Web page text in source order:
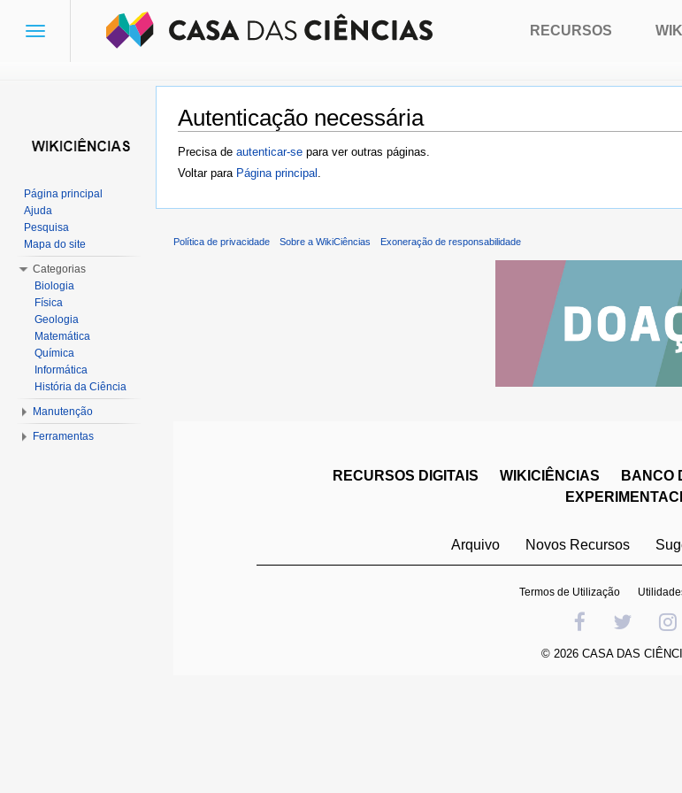
Autenticação necessária
Ir para:navegação,pesquisa
Precisa de autenticar-se para ver outras páginas.
Voltar para Página principal
Toggle
RECURSOS WIKI
Página principal
Ajuda
Pesquisa
Mapa do site
Categorias
Biologia
Física
Geologia
Matemática
Química
Informática
História da Ciência
Manutenção
Ferramentas
Política de privacidade Sobre a WikiCiências Exoneração de responsabilidade
RECURSOS DIGITAIS WIKICIÊNCIAS BANCO
Arquivo Novos Recursos
Termos de Utilização
© 2026 CASA DAS